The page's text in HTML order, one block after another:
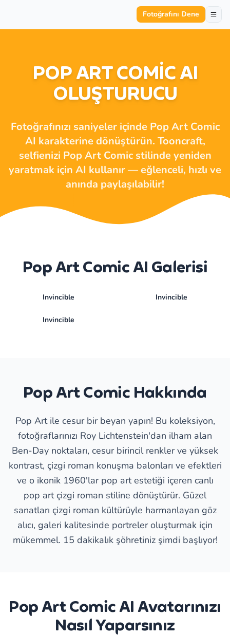
Fotoğrafını Dene
POP ART COMIC AI
OLUŞTURUCU
Fotoğrafınızı saniyeler içinde Pop Art Comic
AI karakterine dönüştürün. Tooncraft,
selfienizi Pop Art Comic stilinde yeniden
yaratmak için AI kullanır — eğlenceli, hızlı ve
anında paylaşılabilir!
Pop Art Comic AI Galerisi
Invincible Invincible
Invincible
Pop Art Comic Hakkında
Pop Art ile cesur bir beyan yapın! Bu koleksiyon,
fotoğraflarınızı Roy Lichtenstein'dan ilham alan
Ben-Day noktaları, cesur birincil renkler ve yüksek
kontrast, çizgi roman konuşma balonları ve efektleri
ve o ikonik 1960'lar pop art estetiği içeren canlı
pop art çizgi roman stiline dönüştürür. Güzel
sanatları çizgi roman kültürüyle harmanlayan göz
alıcı, galeri kalitesinde portreler oluşturmak için
mükemmel. 15 dakikalık şöhretiniz şimdi başlıyor!
Pop Art Comic AI Avatarınızı
Nasıl Yaparsınız